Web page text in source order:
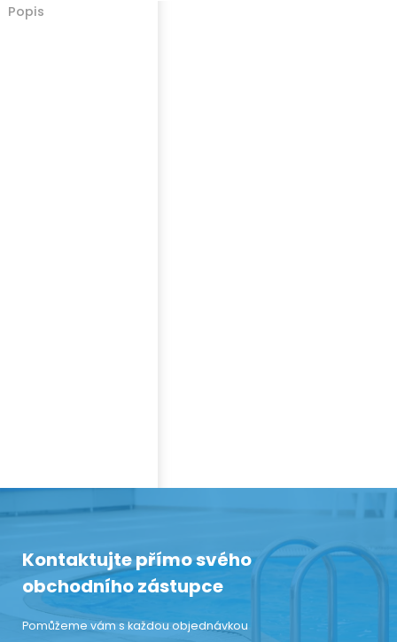
Popis
Kontaktujte přímo svého
obchodního zástupce
Pomůžeme vám s každou objednávkou